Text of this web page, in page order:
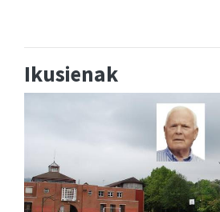
Ikusienak